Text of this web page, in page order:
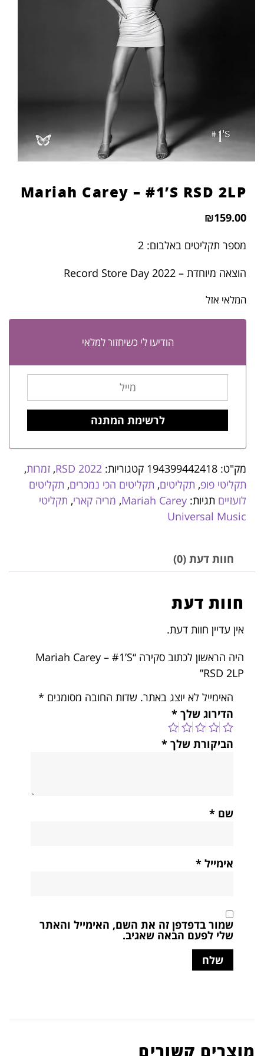
Mariah Carey – #1’S RSD 2LP
₪159.00
מספר תקליטים באלבום: 2
הוצאה מיוחדת – Record Store Day 2022
המלאי אזל
הודיעו לי כשיחזור למלאי
מק"ט: 194399442418 קטגוריות: RSD 2022
, זמרות,
תקליטי פופ, תקליטים, תקליטים הכי נמכרים, תקליטים
לועזיים תגיות: Mariah Carey
, מריה קארי, תקליטי
Universal Music
חוות דעת (0)
חוות דעת
אין עדיין חוות דעת.
היה הראשון לכתוב סקירה “Mariah Carey – #1’S
RSD 2LP”
האימייל לא יוצג באתר. שדות החובה מסומנים *
הדירוג שלך *
הביקורת שלך *
שם *
אימייל *
שמור בדפדפן זה את השם, האימייל והאתר
שלי לפעם הבאה שאגיב.
מוצרים קשורים